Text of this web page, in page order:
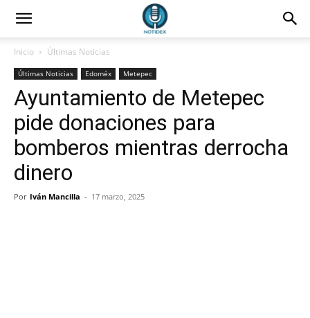
Inicio Últimas Noticias
Últimas Noticias Edoméx Metepec
Ayuntamiento de Metepec
pide donaciones para
bomberos mientras derrocha
dinero
Por Iván Mancilla - 17 marzo, 2025